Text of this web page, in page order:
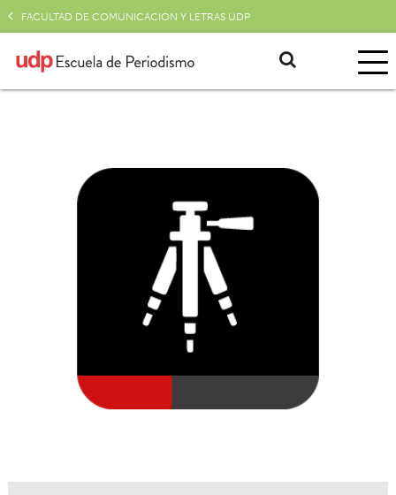
FACULTAD DE COMUNICACIÓN Y LETRAS UDP